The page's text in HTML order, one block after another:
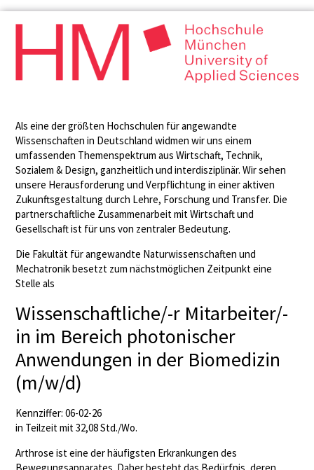
Als eine der größten Hochschulen für angewandte
Wissenschaften in Deutschland widmen wir uns einem
umfassenden Themenspektrum aus Wirtschaft, Technik,
Sozialem & Design, ganzheitlich und interdisziplinär. Wir sehen
unsere Herausforderung und Verpflichtung in einer aktiven
Zukunftsgestaltung durch Lehre, Forschung und Transfer. Die
partnerschaftliche Zusammenarbeit mit Wirtschaft und
Gesellschaft ist für uns von zentraler Bedeutung.
Die Fakultät für angewandte Naturwissenschaften und
Mechatronik besetzt zum nächstmöglichen Zeitpunkt eine
Stelle als
Wissenschaftliche/-r Mitarbeiter/-
in im Bereich photonischer
Anwendungen in der Biomedizin
(m/w/d)
Kennziffer: 06-02-26
in Teilzeit mit 32,08 Std./Wo.
Arthrose ist eine der häufigsten Erkrankungen des